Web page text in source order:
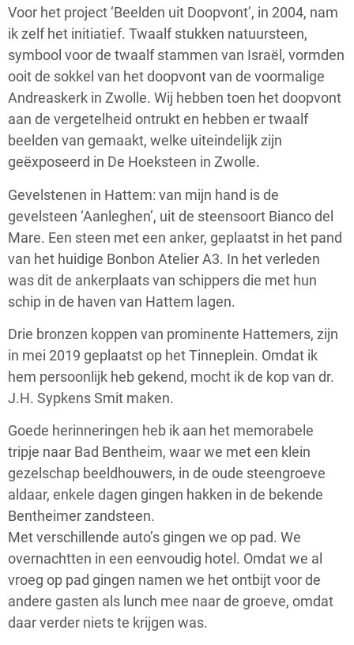
Voor het project ‘Beelden uit Doopvont’, in 2004, nam
ik zelf het initiatief. Twaalf stukken natuursteen,
symbool voor de twaalf stammen van Israël, vormden
ooit de sokkel van het doopvont van de voormalige
Andreaskerk in Zwolle. Wij hebben toen het doopvont
aan de vergetelheid ontrukt en hebben er twaalf
beelden van gemaakt, welke uiteindelijk zijn
geëxposeerd in De Hoeksteen in Zwolle.
Gevelstenen in Hattem: van mijn hand is de
gevelsteen ‘Aanleghen’, uit de steensoort Bianco del
Mare. Een steen met een anker, geplaatst in het pand
van het huidige Bonbon Atelier A3. In het verleden
was dit de ankerplaats van schippers die met hun
schip in de haven van Hattem lagen.
Drie bronzen koppen van prominente Hattemers, zijn
in mei 2019 geplaatst op het Tinneplein. Omdat ik
hem persoonlijk heb gekend, mocht ik de kop van dr.
J.H. Sypkens Smit maken.
Goede herinneringen heb ik aan het memorabele
tripje naar Bad Bentheim, waar we met een klein
gezelschap beeldhouwers, in de oude steengroeve
aldaar, enkele dagen gingen hakken in de bekende
Bentheimer zandsteen.
Met verschillende auto’s gingen we op pad. We
overnachtten in een eenvoudig hotel. Omdat we al
vroeg op pad gingen namen we het ontbijt voor de
andere gasten als lunch mee naar de groeve, omdat
daar verder niets te krijgen was.